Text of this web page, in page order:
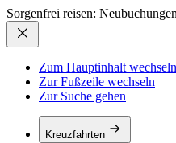
Sorgenfrei reisen:
Zum Hauptinhalt wechseln
Zur Fußzeile wechseln
Zur Suche gehen
Kreuzfahrten